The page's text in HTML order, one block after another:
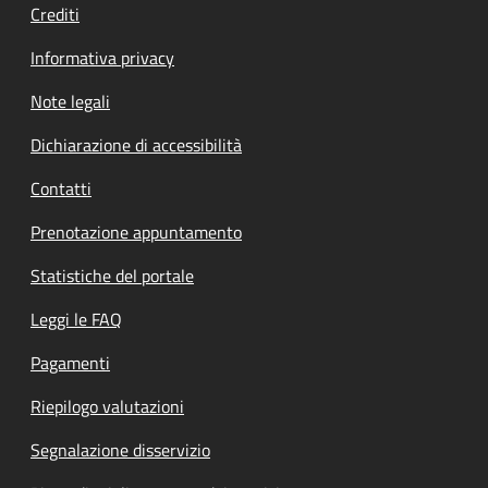
Crediti
Informativa privacy
Note legali
Dichiarazione di accessibilità
Contatti
Prenotazione appuntamento
Statistiche del portale
Leggi le FAQ
Pagamenti
Riepilogo valutazioni
Segnalazione disservizio